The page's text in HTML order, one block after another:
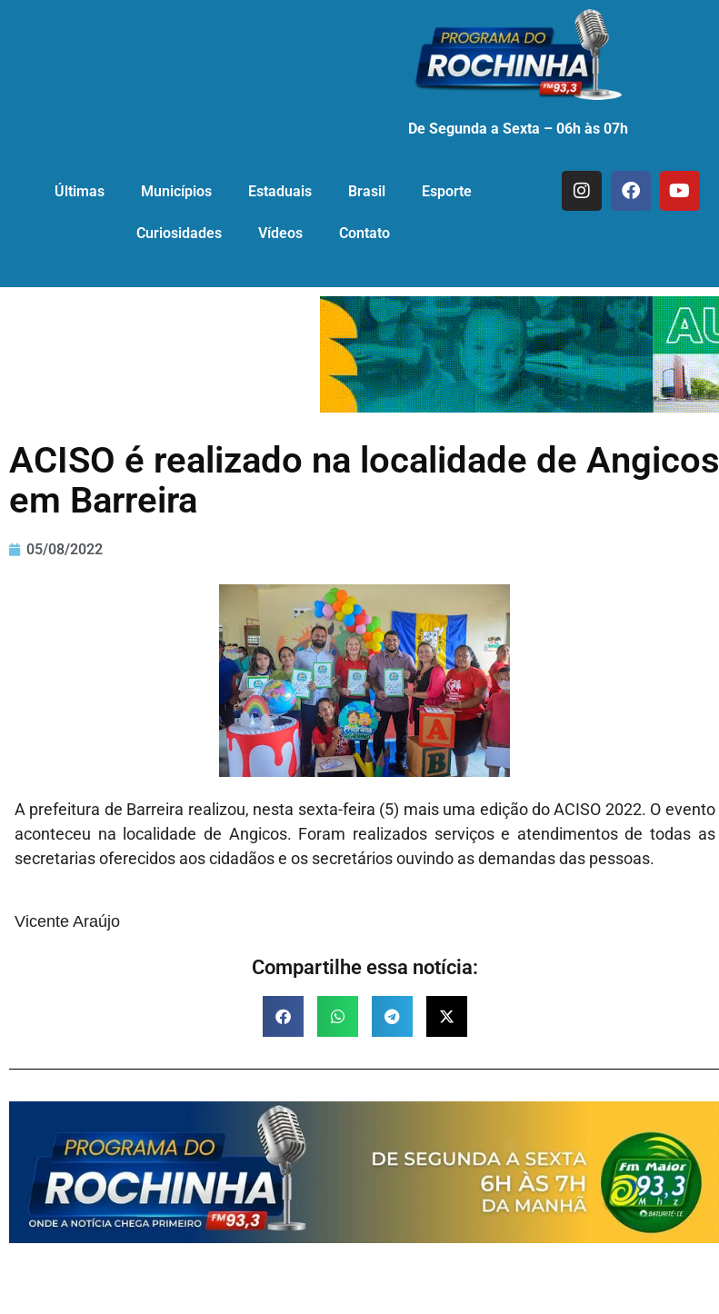
De Segunda a Sexta – 06h às 07h
Últimas Municípios Estaduais Brasil Esporte
Curiosidades Vídeos Contato
ACISO é realizado na localidade de Angicos
em Barreira
05/08/2022
A prefeitura de Barreira realizou, nesta sexta-feira (5) mais uma edição do ACISO 2022. O evento
aconteceu na localidade de Angicos. Foram realizados serviços e atendimentos de todas as
secretarias oferecidos aos cidadãos e os secretários ouvindo as demandas das pessoas.
Vicente Araújo
Compartilhe essa notícia: